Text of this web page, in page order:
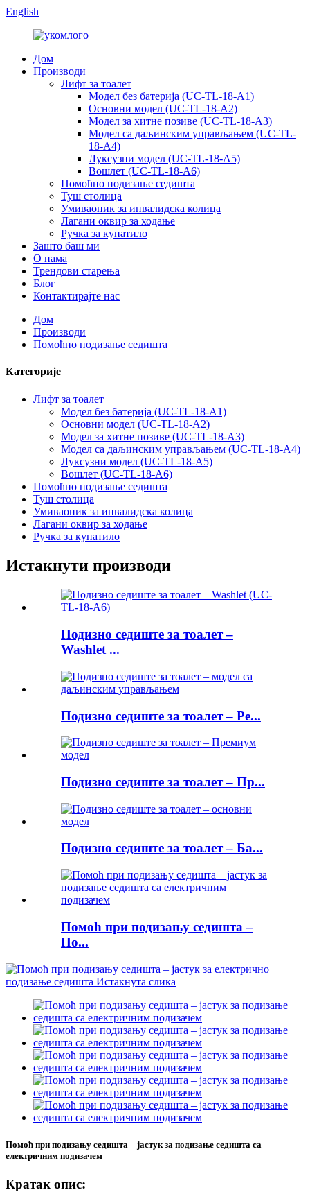
English
Дом
Производи
Лифт за тоалет
Модел без батерија (UC-TL-18-A1)
Основни модел (UC-TL-18-A2)
Модел за хитне позиве (UC-TL-18-A3)
Модел са даљинским управљањем (UC-TL-
18-A4)
Луксузни модел (UC-TL-18-A5)
Вошлет (UC-TL-18-A6)
Помоћно подизање седишта
Туш столица
Умиваоник за инвалидска колица
Лагани оквир за ходање
Ручка за купатило
Зашто баш ми
О нама
Трендови старења
Блог
Контактирајте нас
Дом
Производи
Помоћно подизање седишта
Категорије
Лифт за тоалет
Модел без батерија (UC-TL-18-A1)
Основни модел (UC-TL-18-A2)
Модел за хитне позиве (UC-TL-18-A3)
Модел са даљинским управљањем (UC-TL-18-A4)
Луксузни модел (UC-TL-18-A5)
Вошлет (UC-TL-18-A6)
Помоћно подизање седишта
Туш столица
Умиваоник за инвалидска колица
Лагани оквир за ходање
Ручка за купатило
Истакнути производи
Подизно седиште за тоалет –
Washlet ...
Подизно седиште за тоалет – Ре...
Подизно седиште за тоалет – Пр...
Подизно седиште за тоалет – Ба...
Помоћ при подизању седишта –
По...
Помоћ при подизању седишта – јастук за подизање седишта са
електричним подизачем
Кратак опис: